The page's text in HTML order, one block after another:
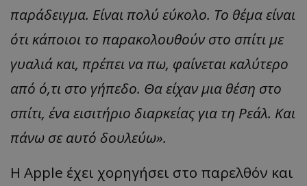
παράδειγμα. Είναι πολύ εύκολο. Το θέμα είναι
ότι κάποιοι το παρακολουθούν στο σπίτι με
γυαλιά και, πρέπει να πω, φαίνεται καλύτερο
από ό,τι στο γήπεδο. Θα είχαν μια θέση στο
σπίτι, ένα εισιτήριο διαρκείας για τη Ρεάλ. Και
πάνω σε αυτό δουλεύω».
Η Apple έχει χορηγήσει στο παρελθόν και